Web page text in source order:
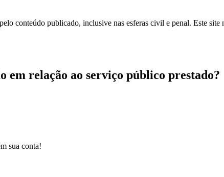
conteúdo publicado, inclusive nas esferas civil e penal. Este
em relação ao serviço público prestado?
sua conta!